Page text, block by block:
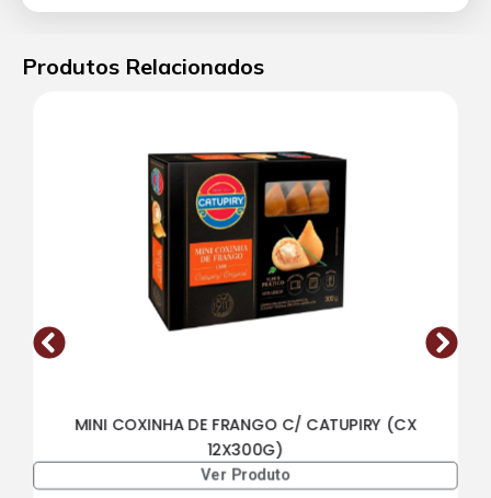
Produtos Relacionados
MINI COXINHA DE FRANGO C/ CATUPIRY (CX
12X300G)
Ver Produto